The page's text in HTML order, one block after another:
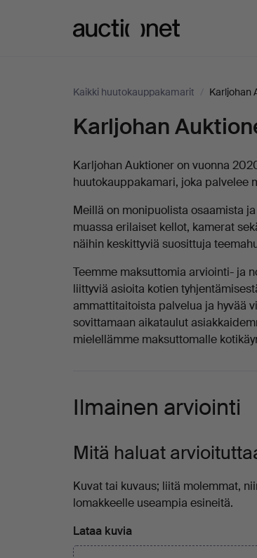
Kaikki huutokauppakamarit / Karljohan
Karljohan
Auktioner
Kuvaus
Karljohan
Karljohan Auktioner on vuonna
huutokauppakamari, joka palvelee
Meillä on monipuolista osaamista
muassa erilaiset kellot, kamerat
näihin keskittyviä suosittuja
Teemme maksuttomia arviointi- ja
liittyviä asioita kotien
ammattitaitoista palvelua ja hyvää
sovittamaan aikataulut
mielellämme maksuttomalle
Ilmainen arviointi
Mitä haluat
Kuvat tai kuvaus; liitä molemmat,
lomakkeelle useampia esineitä.
Lataa kuvia